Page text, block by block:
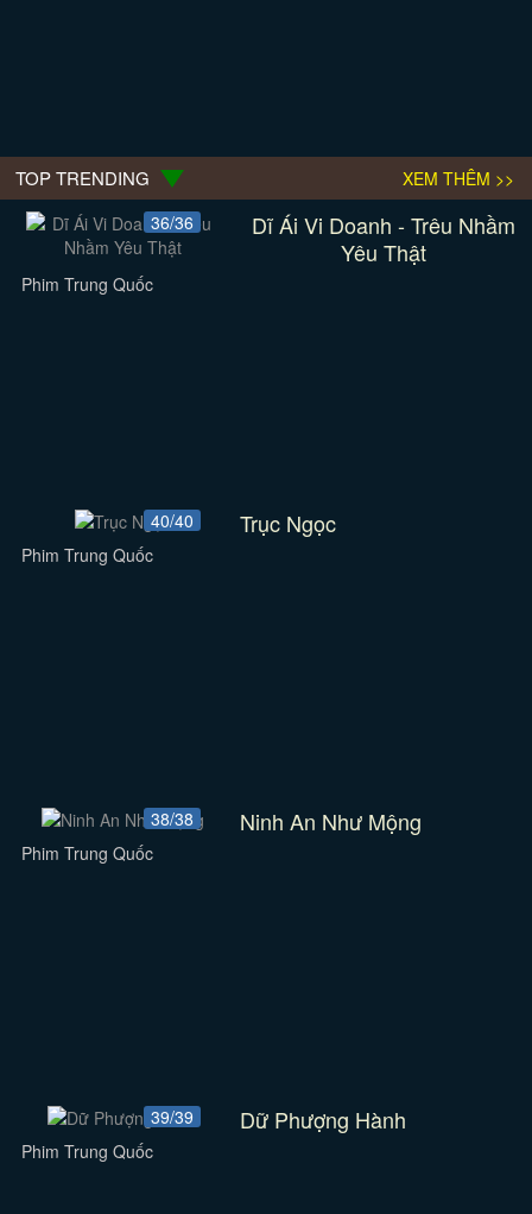
TOP TRENDING
XEM THÊM >>
36/36
Dĩ Ái Vi Doanh - Trêu Nhầm
Yêu Thật
Phim Trung Quốc
40/40 Trục Ngọc
Phim Trung Quốc
38/38 Ninh An Như Mộng
Phim Trung Quốc
39/39 Dữ Phượng Hành
Phim Trung Quốc